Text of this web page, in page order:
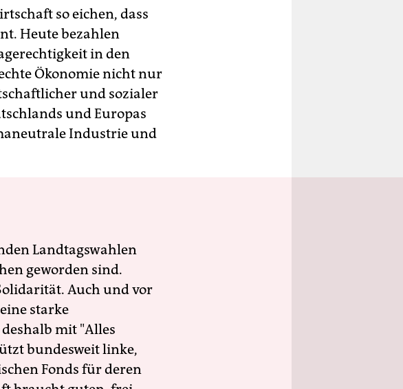
so eichen, dass
Heute bezahlen
in den
Ökonomie nicht nur
und sozialer
und Europas
Industrie und
Landtagswahlen
geworden sind.
Auch und vor
starke
mit "Alles
bundesweit linke,
Fonds für deren